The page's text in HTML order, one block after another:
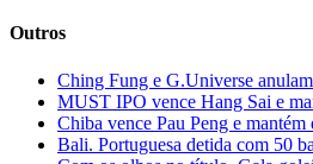
Outros
Ching Fung e G.Universe
MUST IPO vence Hang Sai e
Chiba vence Pau Peng e mantém
Bali. Portuguesa detida com 50